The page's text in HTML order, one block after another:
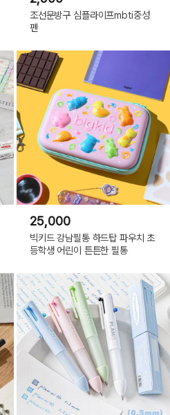
조선문방구 심플라이프mbti중성
펜
25,000
빅키드 강남필통 하드탑 파우치 초
등학생 어린이 튼튼한 필통